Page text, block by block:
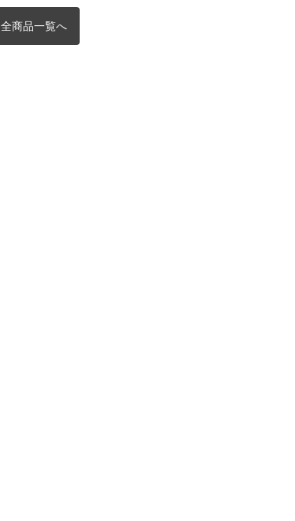
全商品一覧へ